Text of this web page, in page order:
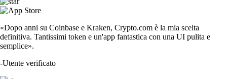
«Dopo anni su Coinbase e Kraken, Crypto.com è la mia scelta
definitiva. Tantissimi token e un'app fantastica con una UI pulita e
semplice».
-Utente verificato